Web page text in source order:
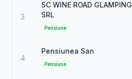
3
SC WINE ROAD GLAMPING
SRL
Pensiune
4
Pensiunea San
Pensiune